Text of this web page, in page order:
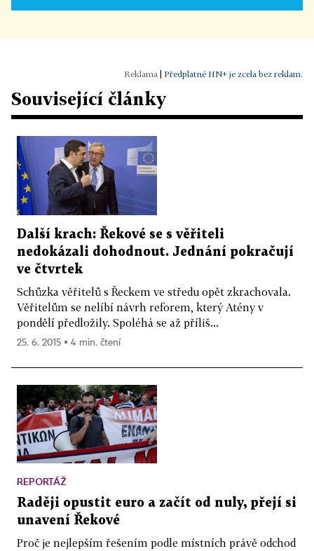
Předplatné HN+ je zcela bez reklam.
Související články
Další krach: Řekové se s věřiteli
nedokázali dohodnout. Jednání pokračují
ve čtvrtek
Schůzka věřitelů s Řeckem ve středu opět zkrachovala.
Věřitelům se nelíbí návrh reforem, který Atény v
pondělí předložily. Spoléhá se až příliš...
25. 6. 2015 ▪ 4 min. čtení
REPORTÁŽ
Raději opustit euro a začít od nuly, přejí si
unavení Řekové
Proč je nejlepším řešením podle místních právě odchod